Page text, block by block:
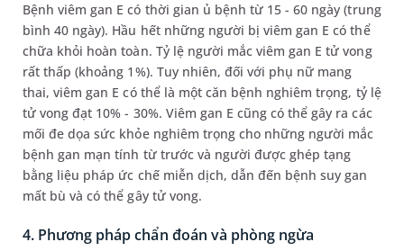
Bệnh viêm gan E có thời gian ủ bệnh từ 15 - 60 ngày (trung
bình 40 ngày). Hầu hết những người bị viêm gan E có thể
chữa khỏi hoàn toàn. Tỷ lệ người mắc viêm gan E tử vong
rất thấp (khoảng 1%). Tuy nhiên, đối với phụ nữ mang
thai, viêm gan E có thể là một căn bệnh nghiêm trọng, tỷ lệ
tử vong đạt 10% - 30%. Viêm gan E cũng có thể gây ra các
mối đe dọa sức khỏe nghiêm trọng cho những người mắc
bệnh gan mạn tính từ trước và người được ghép tạng
bằng liệu pháp ức chế miễn dịch, dẫn đến bệnh suy gan
mất bù và có thể gây tử vong.
4. Phương pháp chẩn đoán và phòng ngừa